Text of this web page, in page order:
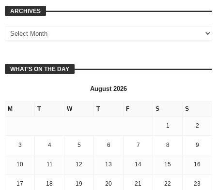
ARCHIVES
WHAT’S ON THE DAY
August 2026
M T W T F S S
1 2
3 4 5 6 7 8 9
10 11 12 13 14 15 16
17 18 19 20 21 22 23